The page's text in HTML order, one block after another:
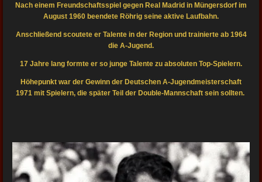
Nach einem Freundschaftsspiel gegen Real Madrid in Müngersdorf im
August 1960 beendete Röhrig seine aktive Laufbahn.
Anschließend scoutete er Talente in der Region und trainierte ab 1964
die A-Jugend.
17 Jahre lang formte er so junge Talente zu absoluten Top-Spielern.
Höhepunkt war der Gewinn der Deutschen A-Jugendmeisterschaft
1971 mit Spielern, die später Teil der Double-Mannschaft sein sollten.